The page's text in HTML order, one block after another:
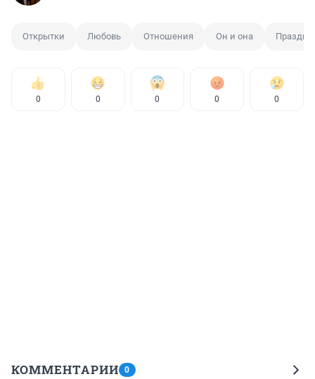
Открытки Любовь Отношения Он и она
0 0 0 0 0
КОММЕНТАРИИ 0